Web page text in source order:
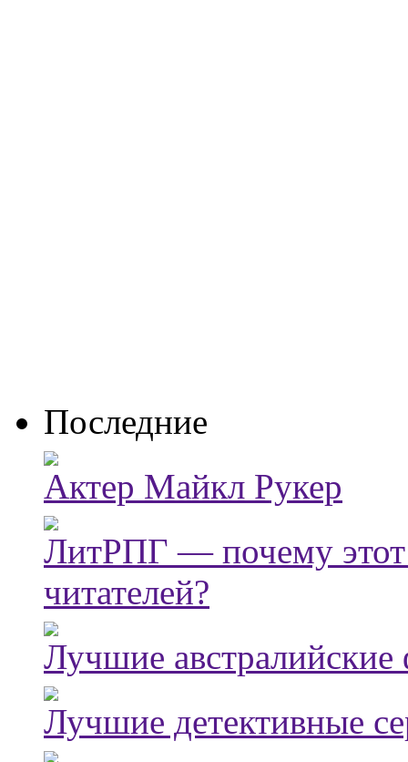
Последние
Актер Майкл Рукер
ЛитРПГ — почему
читателей?
Лучшие
Лучшие детективные